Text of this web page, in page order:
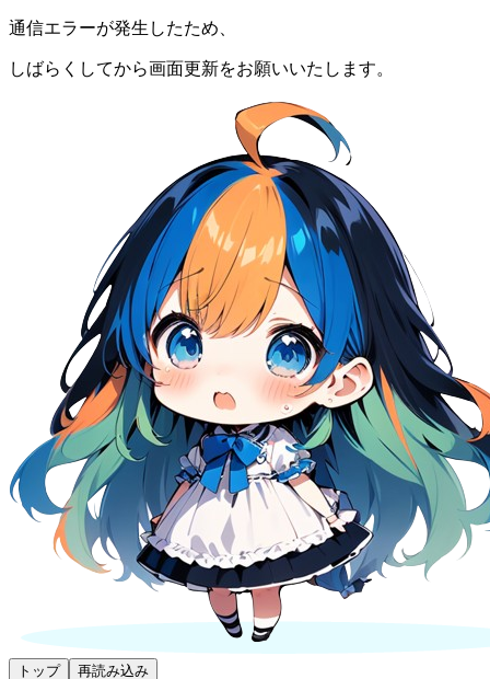
通信エラーが発生したため、
しばらくしてから画面更新をお願いいたします。
トップ 再読み込み